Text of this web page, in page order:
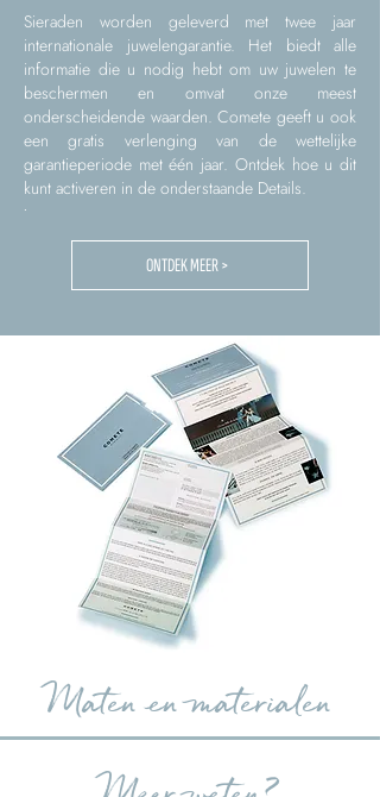
Sieraden worden geleverd met twee jaar
internationale juwelengarantie. Het biedt alle
informatie die u nodig hebt om uw juwelen te
beschermen en omvat onze meest
onderscheidende waarden. Comete geeft u ook
een gratis verlenging van de wettelijke
garantieperiode met één jaar. Ontdek hoe u dit
kunt activeren in de onderstaande Details.
ONTDEK MEER >
Maten en materialen